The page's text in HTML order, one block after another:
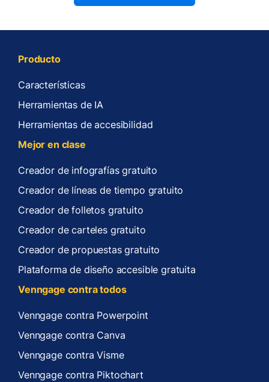
Producto
Características
Herramientas de IA
Herramientas de accesibilidad
Mejor en clase
Creador de infografías gratuito
Creador de líneas de tiempo gratuito
Creador de folletos gratuito
Creador de carteles gratuito
Creador de propuestas gratuito
Plataforma de diseño accesible gratuita
Venngage contra todos
Venngage contra Powerpoint
Venngage contra Canva
Venngage contra Visme
Venngage contra Piktochart